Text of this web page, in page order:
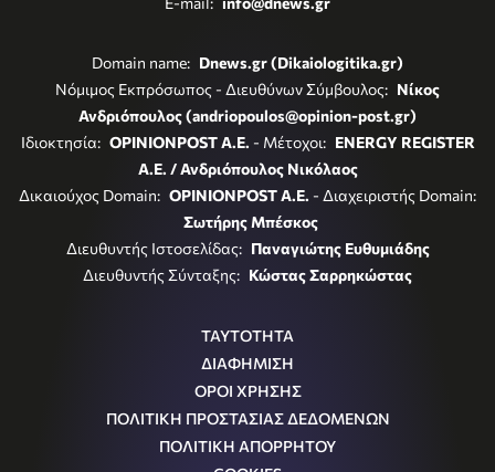
Domain name: Dnews.gr (Dikaiologitika.gr)
Νόμιμος Εκπρόσωπος - Διευθύνων Σύμβουλος: Νίκος
Ανδριόπουλος (andriopoulos@opinion-post.gr)
Ιδιοκτησία: OPINIONPOST A.E. - Μέτοχοι: ENERGY REGISTER
Α.Ε. / Ανδριόπουλος Νικόλαος
Δικαιούχος Domain: OPINIONPOST A.E. - Διαχειριστής Domain:
Σωτήρης Μπέσκος
Διευθυντής Ιστοσελίδας: Παναγιώτης Ευθυμιάδης
Διευθυντής Σύνταξης: Κώστας Σαρρηκώστας
ΤΑΥΤΟΤΗΤΑ
ΔΙΑΦΗΜΙΣΗ
ΟΡΟΙ ΧΡΗΣΗΣ
ΠΟΛΙΤΙΚΗ ΠΡΟΣΤΑΣΙΑΣ ΔΕΔΟΜΕΝΩΝ
ΠΟΛΙΤΙΚΗ ΑΠΟΡΡΗΤΟΥ